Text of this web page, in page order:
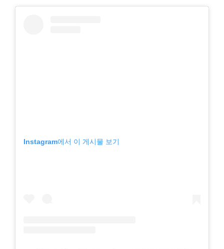
Instagram에서 이 게시물 보기